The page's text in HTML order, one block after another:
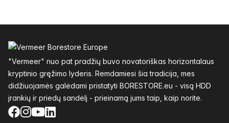
"Vermeer" nuo pat pradžių buvo novatoriškas horizontalaus
kryptinio gręžimo lyderis. Remdamiesi šia tradicija, mes
didžiuojamės galėdami pristatyti BORESTORE.eu - visą HDD
įrankių ir priedų sandėlį - prieinamą jums taip, kaip norite.
Facebook
Instagram
YouTube
LinkedIn